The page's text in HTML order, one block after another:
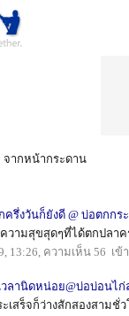
จากหน้ากระดาน
ครึ่งวันก็ยังดี @ บ่อตกก
ความสุขสุดๆที่ได้ตกปลา
13:26, ความเห็น 56 เข้
วลานิดหน่อย@บ่อบ่อนไ
เสร็จก็ว่างสักสองสามชั่